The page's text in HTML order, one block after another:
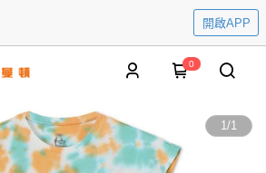
開啟APP
0
1/1